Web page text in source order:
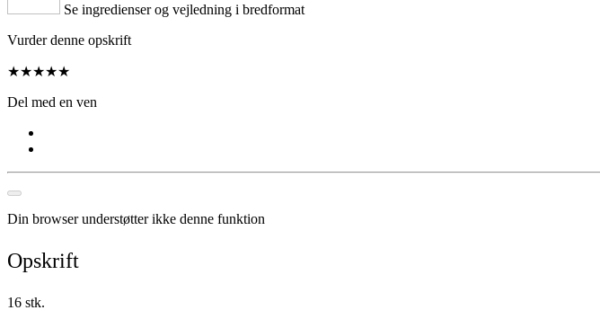
Se ingredienser og vejledning i bredformat
Vurder denne opskrift
★★★★★
Del med en ven
Din browser understøtter ikke denne funktion
Opskrift
16 stk.